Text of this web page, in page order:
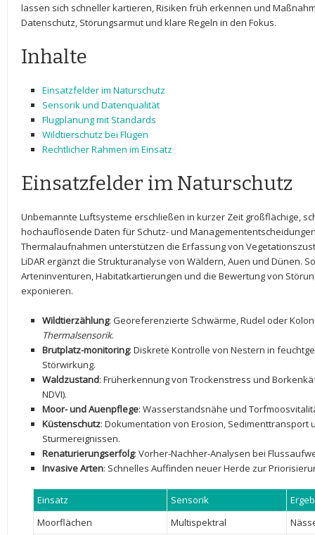
lassen sich schneller kartieren, ‌Risiken früh erkennen und
Datenschutz,⁤ Störungsarmut und klare Regeln ‌in den Fokus.
Inhalte
Einsatzfelder im Naturschutz
Sensorik und‍ Datenqualität
Flugplanung mit Standards
Wildtierschutz bei ⁣Flügen
Rechtlicher Rahmen im Einsatz
Einsatzfelder im ‌Naturschutz
Unbemannte⁣ Luftsysteme erschließen in kurzer Zeit großflächige,
hochauflösende Daten für Schutz-​ und
Thermalaufnahmen​ unterstützen⁤ die Erfassung von
LiDAR ‌ergänzt‍ die Strukturanalyse von‍ Wäldern, ⁣Auen‌ und‌ Dünen.⁤
Arteninventuren, Habitatkartierungen und die Bewertung von
exponieren.
Wildtierzählung: Georeferenzierte Schwärme, Rudel oder
Thermalsensorik.
Brutplatz-monitoring: Diskrete Kontrolle von Nestern in
Störwirkung.
Waldzustand: Früherkennung von ​Trockenstress und
NDVI).
Moor- und Auenpflege: Wasserstandsnähe und
Küstenschutz: Dokumentation von Erosion, Sedimenttransport
⁢Sturmereignissen.
Renaturierungserfolg: Vorher-Nachher-Analysen bei
Invasive Arten: Schnelles Auffinden neuer Herde⁣ zur
Einsatz Sensorik
Moorflächen
Multispektral